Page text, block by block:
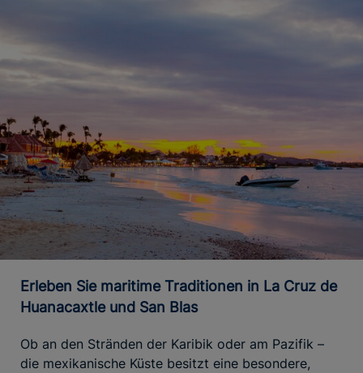
Erleben Sie maritime Traditionen in La Cruz de
Huanacaxtle und San Blas
Ob an den Stränden der Karibik oder am Pazifik –
die mexikanische Küste besitzt eine besondere,